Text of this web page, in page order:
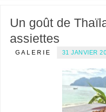
Un goût de
assiettes
GALERIE 31 JANVIER